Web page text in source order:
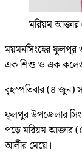
মরিয়ম
ময়মনসিংহের ফুলপুর
এক শিশু ও এক
বৃহস্পতিবার (৪ জুন)
ফুলপুর উপজেলার
পড়ে মরিয়ম আক্তার
আলীর মেয়ে।